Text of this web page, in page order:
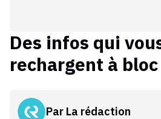
Des infos qui
rechargent à bloc
Par La rédaction